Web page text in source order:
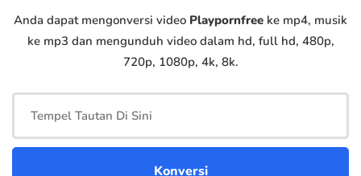
Anda dapat mengonversi video Playpornfree ke mp4, musik
ke mp3 dan mengunduh video dalam hd, full hd, 480p,
720p, 1080p, 4k, 8k.